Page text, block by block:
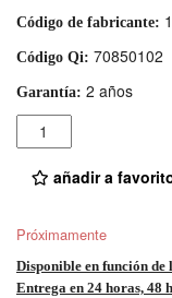
Código de fabricante:
Código Qi: 70850102
Garantía: 2 años
Cantidad
añadir a
Próximamente
Disponible en función de
Entrega en 24 horas, 48